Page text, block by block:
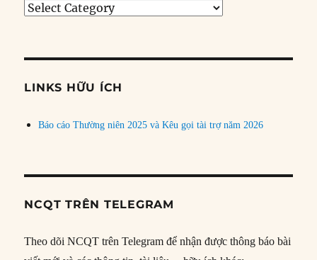
Tìm
đề
LINKS HỮU ÍCH
Báo cáo Thường niên 2025 và Kêu gọi tài trợ năm 2026
NCQT TRÊN TELEGRAM
Theo dõi NCQT trên Telegram để nhận được thông báo bài